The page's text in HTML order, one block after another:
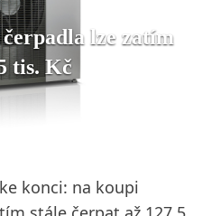
lze zatím
tis. Kč
konci: na koupi